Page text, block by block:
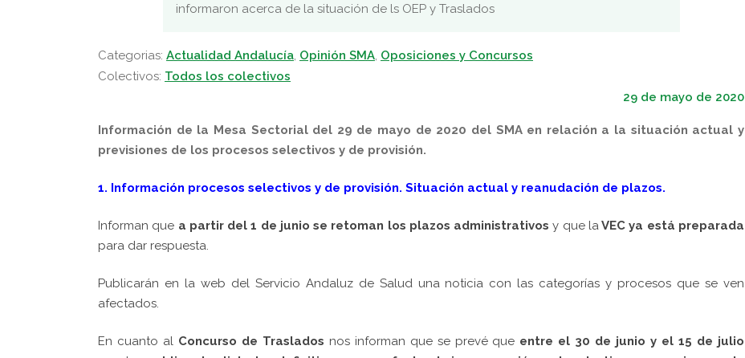
informaron acerca de la situación de ls OEP y Traslados
Categorias: Actualidad Andalucía Opinión SMA Oposiciones y Concursos
Colectivos: Todos los colectivos
29 de mayo de 2020
Información de la Mesa Sectorial del 29 de mayo de 2020 del SMA en relación a la situación actual y
previsiones de los procesos selectivos y de provisión.
1. Información procesos selectivos y de provisión. Situación actual y reanudación de plazos.
Informan que a partir del 1 de junio se retoman los plazos administrativos y que la VEC ya está preparada
para dar respuesta.
Publicarán en la web del Servicio Andaluz de Salud una noticia con las categorías y procesos que se ven
afectados.
En cuanto al Concurso de Traslados nos informan que se prevé que entre el 30 de junio y el 15 de julio